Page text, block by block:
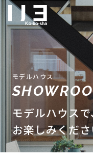
札幌でデ
モデルハウス
モデルハウス
お楽しみくださ